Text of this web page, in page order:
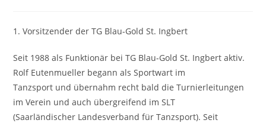
1. Vorsitzender der TG Blau-Gold St. Ingbert
Seit 1988 als Funktionär bei TG Blau-Gold St. Ingbert aktiv.
Rolf Eutenmueller begann als Sportwart im
Tanzsport und übernahm recht bald die Turnierleitungen
im Verein und auch übergreifend im SLT
(Saarländischer Landesverband für Tanzsport). Seit